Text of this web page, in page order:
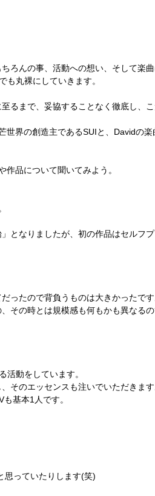
ろんの事、活動への想い、そして楽
も丸裸にしていきます。
るまで、妥協することなく徹底し、
世界の創造主であるSUIと、Davidの楽
品について聞いてみよう。
となりましたが、初の作品はセルフ
ったので背負うものは大きかったです
その時とは規模感も何もかも異なるの
活動をしています。
そのエッセンスも注いでいただきます
基本1人です。
思っていたりします(笑)